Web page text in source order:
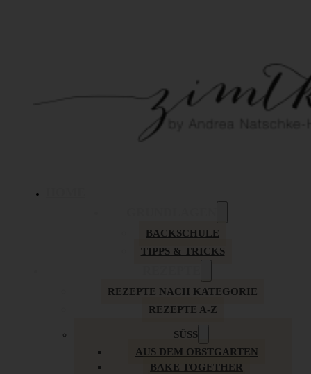
BACKSCHULE
TIPPS & TRICKS
REZEPTE NACH KATEGORIE
REZEPTE A-Z
SÜSS
AUS DEM OBSTGARTEN
BAKE TOGETHER